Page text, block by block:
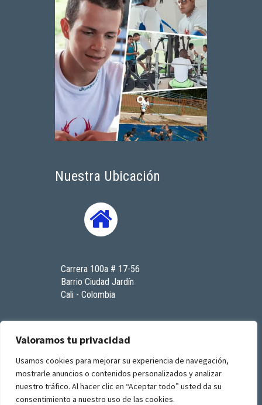
Valoramos tu privacidad
Usamos cookies para mejorar su experiencia de navegación,
mostrarle anuncios o contenidos personalizados y analizar
nuestro tráfico. Al hacer clic en “Aceptar todo” usted da su
consentimiento a nuestro uso de las cookies.
Nuestra Ubicación
Carrera 100a # 17-56
Barrio Ciudad Jardín
Cali - Colombia
© 2023. Todos los derechos reservados. RenaSeres